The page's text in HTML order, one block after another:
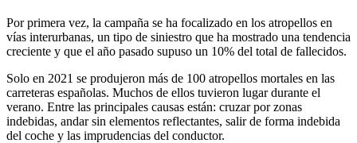
Por primera vez, la campaña se ha focalizado en los atropellos en
vías interurbanas, un tipo de siniestro que ha mostrado una tendencia
creciente y que el año pasado supuso un 10% del total de fallecidos.
Solo en 2021 se produjeron más de 100 atropellos mortales en las
carreteras españolas. Muchos de ellos tuvieron lugar durante el
verano. Entre las principales causas están: cruzar por zonas
indebidas, andar sin elementos reflectantes, salir de forma indebida
del coche y las imprudencias del conductor.